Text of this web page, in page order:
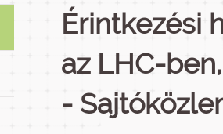
Érintkezési
az LHC-
-